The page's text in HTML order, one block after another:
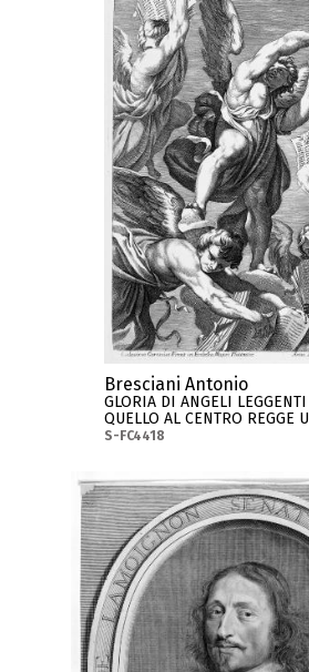
Bresciani Antonio
GLORIA DI ANGELI LEGGENTI
QUELLO AL CENTRO REGGE
S-FC4418